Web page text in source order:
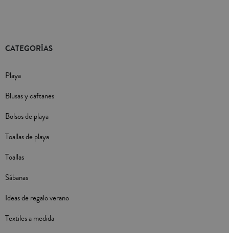
CATEGORÍAS
Playa
Blusas y caftanes
Bolsos de playa
Toallas de playa
Toallas
Sábanas
Ideas de regalo verano
Textiles a medida